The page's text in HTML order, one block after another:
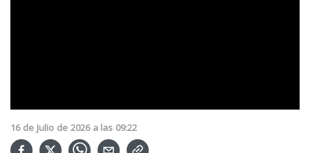
16 de Julio de 2026 a las 09:22